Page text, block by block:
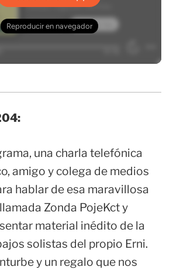
una charla telefónica
amigo y colega de medios
hablar de esa maravillosa
Zonda PojeKct y
material inédito de la
solistas del propio Erni.
y un regalo que nos